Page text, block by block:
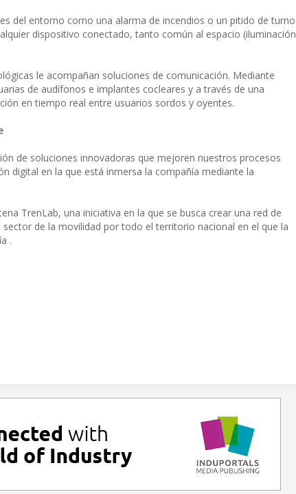
del entorno como una alarma de incendios o un pitido de turno
dispositivo conectado, tanto común al espacio (iluminación
le acompañan soluciones de comunicación. Mediante
de audífonos e implantes cocleares y a través de una
en tiempo real entre usuarios sordos y oyentes.
de soluciones innovadoras que mejoren nuestros procesos
digital en la que está inmersa la compañía mediante la
TrenLab, una iniciativa en la que se busca crear una red de
de la movilidad por todo el territorio nacional en el que la
.